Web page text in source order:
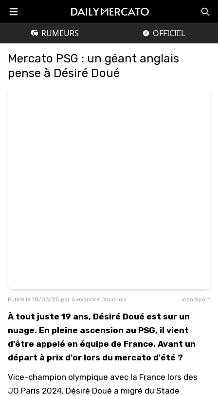
RUMEURS OFFICIEL
Mercato PSG : un géant anglais
pense à Désiré Doué
Publié le 18/03/25 par Alexandre Chochois Icon Sport
À tout juste 19 ans, Désiré Doué est sur un
nuage. En pleine ascension au PSG, il vient
d'être appelé en équipe de France. Avant un
départ à prix d'or lors du mercato d'été ?
Vice-champion olympique avec la France lors des
JO Paris 2024, Désiré Doué a migré du Stade